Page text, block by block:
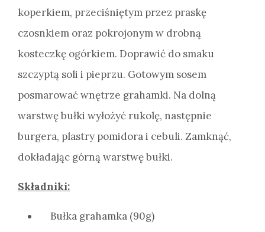
koperkiem, przeciśniętym przez praskę
czosnkiem oraz pokrojonym w drobną
kosteczkę ogórkiem. Doprawić do smaku
szczyptą soli i pieprzu. Gotowym sosem
posmarować wnętrze grahamki. Na dolną
warstwę bułki wyłożyć rukolę, następnie
burgera, plastry pomidora i cebuli. Zamknąć,
dokładając górną warstwę bułki.
Składniki:
Bułka grahamka (90g)